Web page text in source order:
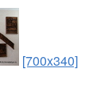
[700x340]